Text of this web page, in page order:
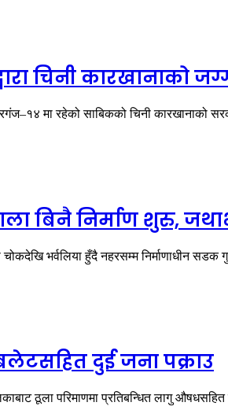
चिनी कारखानाको
मा रहेको साबिकको चिनी कारखानाको
बिनै निर्माण शुरु,
भर्वलिया हुँदै नहरसम्म निर्माणाधीन
दुई जना पक्राउ
ठूला परिमाणमा प्रतिबन्धित लागु